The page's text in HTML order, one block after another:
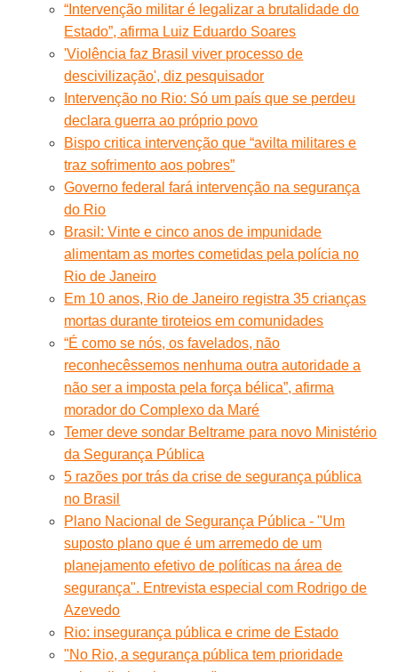
“Intervenção militar é legalizar a brutalidade do
Estado”, afirma Luiz Eduardo Soares
'Violência faz Brasil viver processo de
descivilização', diz pesquisador
Intervenção no Rio: Só um país que se perdeu
declara guerra ao próprio povo
Bispo critica intervenção que “avilta militares e
traz sofrimento aos pobres”
Governo federal fará intervenção na segurança
do Rio
Brasil: Vinte e cinco anos de impunidade
alimentam as mortes cometidas pela polícia no
Rio de Janeiro
Em 10 anos, Rio de Janeiro registra 35 crianças
mortas durante tiroteios em comunidades
“É como se nós, os favelados, não
reconhecêssemos nenhuma outra autoridade a
não ser a imposta pela força bélica”, afirma
morador do Complexo da Maré
Temer deve sondar Beltrame para novo Ministério
da Segurança Pública
5 razões por trás da crise de segurança pública
no Brasil
Plano Nacional de Segurança Pública - "Um
suposto plano que é um arremedo de um
planejamento efetivo de políticas na área de
segurança". Entrevista especial com Rodrigo de
Azevedo
Rio: insegurança pública e crime de Estado
"No Rio, a segurança pública tem prioridade